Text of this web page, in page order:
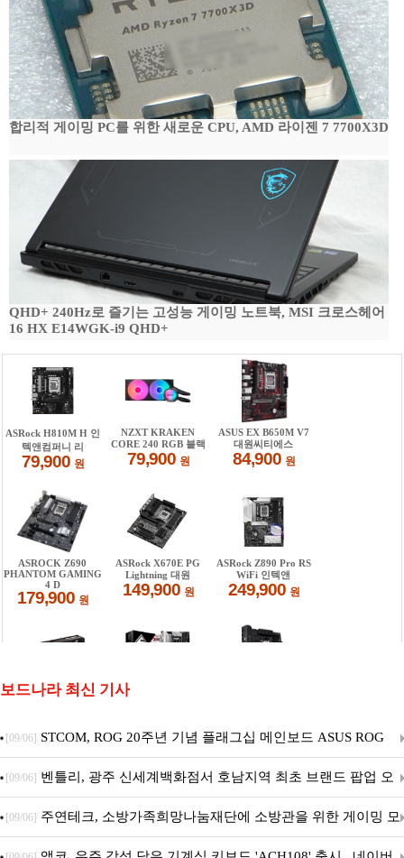
합리적 게이밍 PC를 위한 새로운 CPU, AMD 라이젠 7 7700X3D
QHD+ 240Hz로 즐기는 고성능 게이밍 노트북, MSI 크로스헤어
16 HX E14WGK-i9 QHD+
보드나라 최신 기사
[09/06] STCOM, ROG 20주년 기념 플래그십 메인보드 ASUS ROG
Crosshair X870E EDITION 20 국내 출시 예정
[09/06] 벤틀리, 광주 신세계백화점서 호남지역 최초 브랜드 팝업 오
픈
[09/06] 주연테크, 소방가족희망나눔재단에 소방관을 위한 게이밍 모